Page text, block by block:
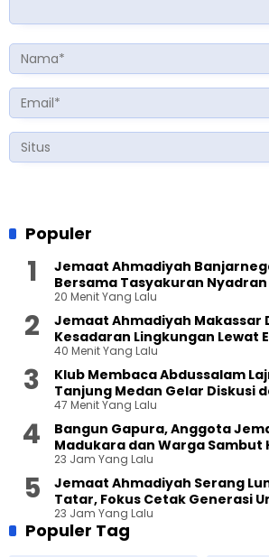
Populer
Jemaat Ahmadiyah
Bersama Tasyakuran
20 Menit Yang Lalu
Jemaat Ahmadiyah Makassar
40 Menit Yang Lalu
Klub Membaca Abdussalam
Tanjung Medan
47 Menit Yang Lalu
Bangun Gapura, Anggota
Madukara dan Warga Sambut
23 Jam Yang Lalu
Jemaat Ahmadiyah Serang
Tatar, Fokus Cetak Generasi
23 Jam Yang Lalu
Populer Tag